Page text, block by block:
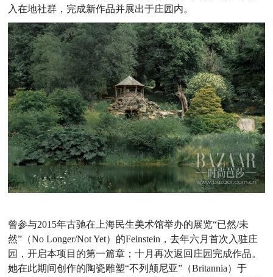
入在地社群，完成新作品并展出于庄园内。
曾参与2015年古驰在上海民生美术馆举办的展览“已然/未
然”（No Longer/Not Yet）的Feinstein ，去年六月首次入驻庄
园，开启本项目的第一篇章；十月再次返回庄园完成作品。
她在此期间创作的陶瓷雕塑“不列颠尼亚”（Britannia）于